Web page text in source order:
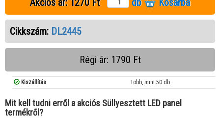
Akciós ár: 1270 Ft db Kosárba
Cikkszám: DL2445
Régi ár: 1790 Ft
Kiszállítás Több, mint 50 db
Mit kell tudni erről a akciós Süllyesztett LED panel
termékről?